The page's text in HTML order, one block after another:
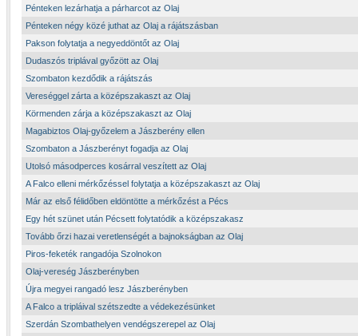
Pénteken lezárhatja a párharcot az Olaj
Pénteken négy közé juthat az Olaj a rájátszásban
Pakson folytatja a negyeddöntőt az Olaj
Dudaszós triplával győzött az Olaj
Szombaton kezdődik a rájátszás
Vereséggel zárta a középszakaszt az Olaj
Körmenden zárja a középszakaszt az Olaj
Magabiztos Olaj-győzelem a Jászberény ellen
Szombaton a Jászberényt fogadja az Olaj
Utolsó másodperces kosárral veszített az Olaj
A Falco elleni mérkőzéssel folytatja a középszakaszt az Olaj
Már az első félidőben eldöntötte a mérkőzést a Pécs
Egy hét szünet után Pécsett folytatódik a középszakasz
Tovább őrzi hazai veretlenségét a bajnokságban az Olaj
Piros-feketék rangadója Szolnokon
Olaj-vereség Jászberényben
Újra megyei rangadó lesz Jászberényben
A Falco a tripláival szétszedte a védekezésünket
Szerdán Szombathelyen vendégszerepel az Olaj